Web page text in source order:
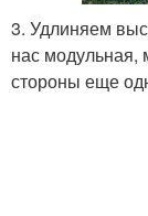
3. Удлиняем
нас модульная,
стороны еще